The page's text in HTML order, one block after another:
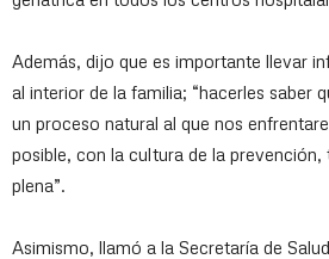
Además, dijo que es importante llevar
al interior de la familia; “hacerles saber
un proceso natural al que nos
posible, con la cultura de la prevención,
plena”.
Asimismo, llamó a la Secretaría de